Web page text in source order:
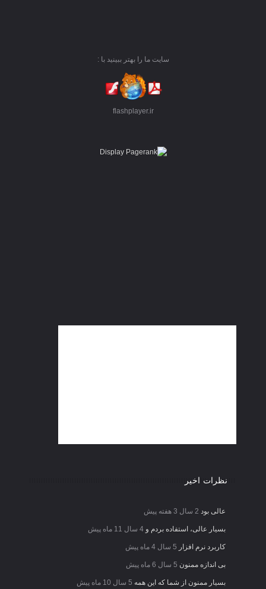
سایت ما را بهتر ببینید با :
flashplayer.ir
نظرات اخیر
عالی بود 2 سال 3 هفته پیش
بسیار عالی، استفاده بردم و 4 سال 11 ماه پیش
کاربرد نرم افزار 5 سال 4 ماه پیش
بی اندازه ممنون 5 سال 6 ماه پیش
بسیار ممنون از شما که این همه 5 سال 10 ماه پیش